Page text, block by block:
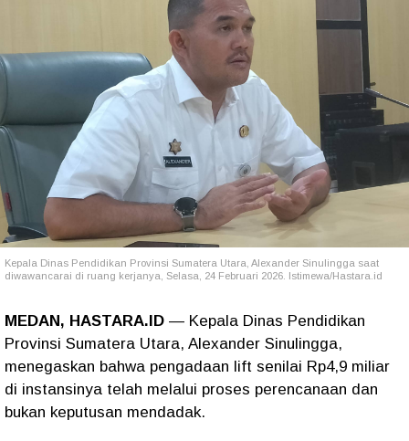
Kepala Dinas Pendidikan Provinsi Sumatera Utara, Alexander Sinulingga saat
diwawancarai di ruang kerjanya, Selasa, 24 Februari 2026. Istimewa/Hastara.id
MEDAN, HASTARA.ID — Kepala Dinas Pendidikan
Provinsi Sumatera Utara, Alexander Sinulingga,
menegaskan bahwa pengadaan lift senilai Rp4,9 miliar
di instansinya telah melalui proses perencanaan dan
bukan keputusan mendadak.